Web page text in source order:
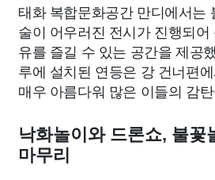
태화 복합문화공간 만디에서는
술이 어우러진 전시가 진행되
유를 즐길 수 있는 공간을 제공
루에 설치된 연등은 강 건너편
매우 아름다워 많은 이들의 감
낙화놀이와 드론쇼, 불꽃
마무리